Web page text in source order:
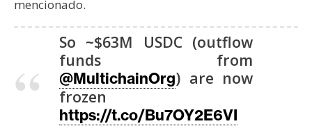
m
mencionado.
So ~$63M USDC (outflow
funds from
@MultichainOrg) are now
frozen
https://t.co/Bu7OY2E6VI